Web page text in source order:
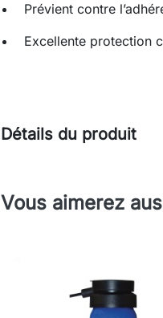
Prévient contre
Excellente protection
Détails du produit
Vous aimerez